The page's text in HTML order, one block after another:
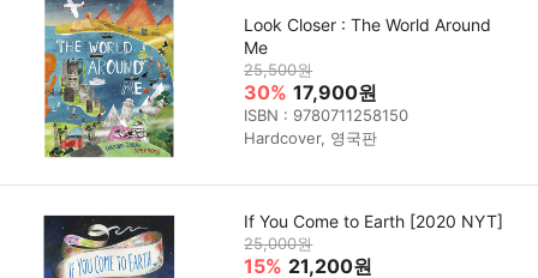
Look Closer : The World Around
Me
25,500원
30% 17,900원
ISBN : 9780711258150
Hardcover, 영국판
If You Come to Earth [2020 NYT]
25,000원
15% 21,200원